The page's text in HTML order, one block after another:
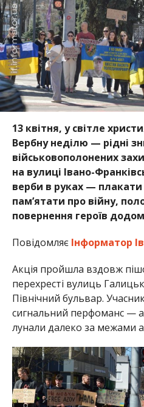
13 квітня, у світле
Вербну неділю — рідні
військовополонених
на вулиці Івано-
верби в руках —
пам’ятати про війну,
повернення героїв
Повідомляє Інформатор
Акція пройшла вздовж
перехресті вулиць
Північний бульвар.
сигнальний перфоманс —
лунали далеко за межами